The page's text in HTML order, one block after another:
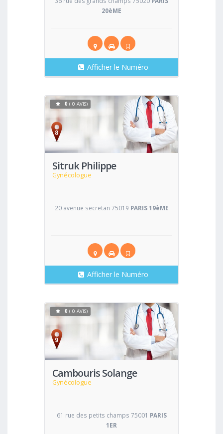
20èME
Afficher le Numéro
Sitruk Philippe
Gynécologue
Voir
0 ( 0 AVIS)
20 avenue secretan 75019 PARIS 19èME
Afficher le Numéro
Cambouris Solange
Gynécologue
Voir
0 ( 0 AVIS)
61 rue des petits champs 75001 PARIS
1ER